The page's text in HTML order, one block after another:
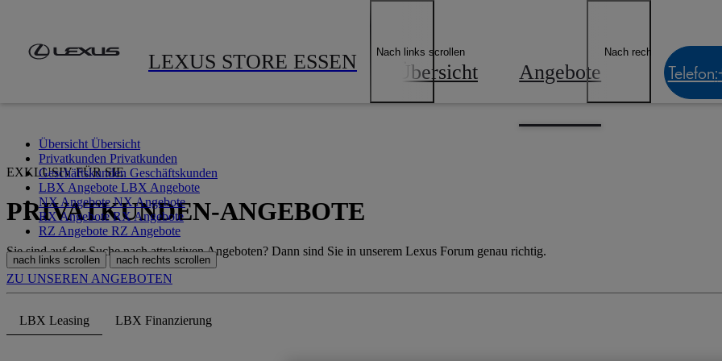
LEXUS STORE ESSEN Übersicht Angebote
Nach links scrollen Nach rechts scrollen
Telefon:
Übersicht Übersicht
Privatkunden Privatkunden
Geschäftskunden Geschäftskunden
LBX Angebote LBX Angebote
NX AngeboteNX Angebote
RX AngeboteRX Angebote
RZ Angebote RZ Angebote
nach links scrollen nach rechts scrollen
EXKLUSIV FÜR SIE
PRIVATKUNDEN-ANGEBOTE
Sie sind auf der Suche nach attraktiven Angeboten? Dann sind Sie in unserem Lexus Forum genau richtig.
ZU UNSEREN ANGEBOTEN
LBX Leasing LBX Finanzierung